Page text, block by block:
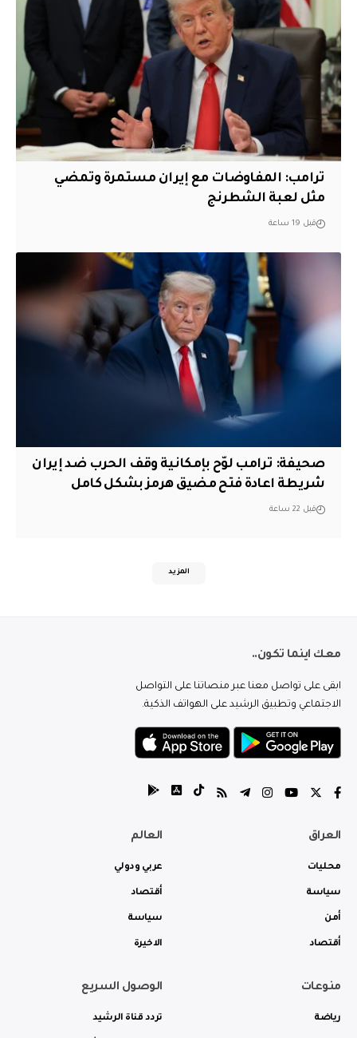
‏ترامب: المفاوضات مع إيران مستمرة وتمضي
مثل لعبة الشطرنج
قبل 19 ساعة
صحيفة: ترامب لوّح بإمكانية وقف الحرب ضد إيران
شريطة اعادة فتح مضيق هرمز بشكل كامل
قبل 22 ساعة
المزيد
معك اينما تكون..
ابقى على تواصل معنا عبر منصاتنا على التواصل
الاجتماعي وتطبيق الرشيد على الهواتف الذكية.
العراق
محليات
سياسة
أمن
أقتصاد
العالم
عربي ودولي
أقتصاد
سياسة
الاخيرة
منوعات
رياضة
الوصول السريع
تردد قناة الرشيد